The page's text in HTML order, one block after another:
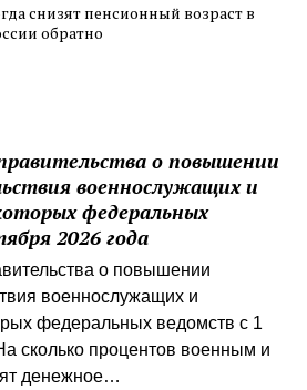
снизят пенсионный возраст в
обратно
о повышении
военнослужащих и
федеральных
2026 года
о повышении
военнослужащих и
федеральных ведомств с 1
сколько процентов военным и
денежное…